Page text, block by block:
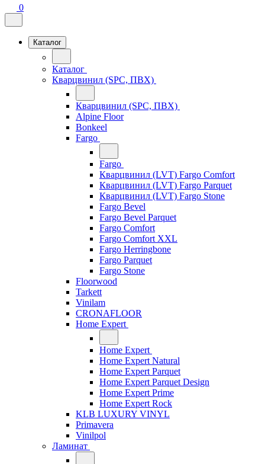
0
Каталог
Каталог
Кварцвинил (SPC, ПВХ)
Кварцвинил (SPC, ПВХ)
Alpine Floor
Bonkeel
Fargo
Fargo
Кварцвинил (LVT) Fargo Comfort
Кварцвинил (LVT) Fargo Parquet
Кварцвинил (LVT) Fargo Stone
Fargo Bevel
Fargo Bevel Parquet
Fargo Comfort
Fargo Comfort XXL
Fargo Herringbone
Fargo Parquet
Fargo Stone
Floorwood
Tarkett
Vinilam
CRONAFLOOR
Home Expert
Home Expert
Home Expert Natural
Home Expert Parquet
Home Expert Parquet Design
Home Expert Prime
Home Expert Rock
KLB LUXURY VINYL
Primavera
Vinilpol
Ламинат